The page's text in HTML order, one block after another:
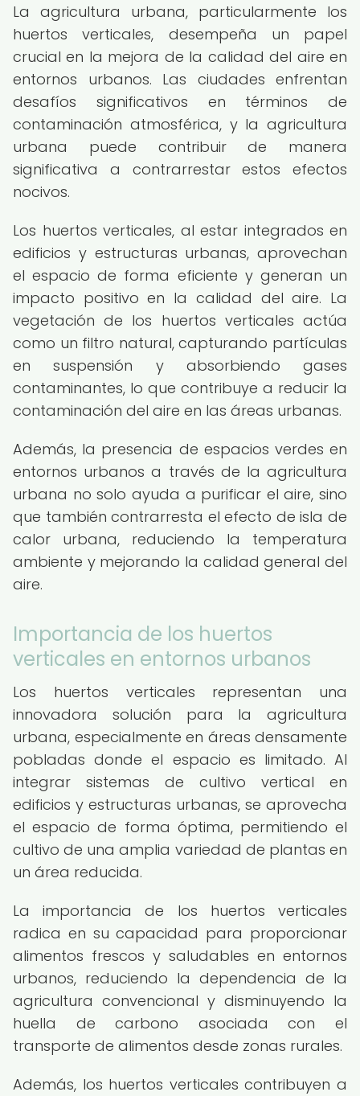
La agricultura urbana, particularmente los
huertos verticales, desempeña un papel
crucial en la mejora de la calidad del aire en
entornos urbanos. Las ciudades enfrentan
desafíos significativos en términos de
contaminación atmosférica, y la agricultura
urbana puede contribuir de manera
significativa a contrarrestar estos efectos
nocivos.
Los huertos verticales, al estar integrados en
edificios y estructuras urbanas, aprovechan
el espacio de forma eficiente y generan un
impacto positivo en la calidad del aire. La
vegetación de los huertos verticales actúa
como un filtro natural, capturando partículas
en suspensión y absorbiendo gases
contaminantes, lo que contribuye a reducir la
contaminación del aire en las áreas urbanas.
Además, la presencia de espacios verdes en
entornos urbanos a través de la agricultura
urbana no solo ayuda a purificar el aire, sino
que también contrarresta el efecto de isla de
calor urbana, reduciendo la temperatura
ambiente y mejorando la calidad general del
aire.
Importancia de los huertos
verticales en entornos urbanos
Los huertos verticales representan una
innovadora solución para la agricultura
urbana, especialmente en áreas densamente
pobladas donde el espacio es limitado. Al
integrar sistemas de cultivo vertical en
edificios y estructuras urbanas, se aprovecha
el espacio de forma óptima, permitiendo el
cultivo de una amplia variedad de plantas en
un área reducida.
La importancia de los huertos verticales
radica en su capacidad para proporcionar
alimentos frescos y saludables en entornos
urbanos, reduciendo la dependencia de la
agricultura convencional y disminuyendo la
huella de carbono asociada con el
transporte de alimentos desde zonas rurales.
Además, los huertos verticales contribuyen a